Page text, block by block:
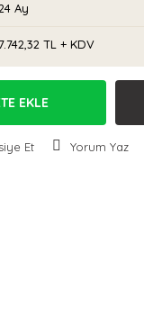
Ay
TL + KDV
EKLE
Et Yorum Yaz